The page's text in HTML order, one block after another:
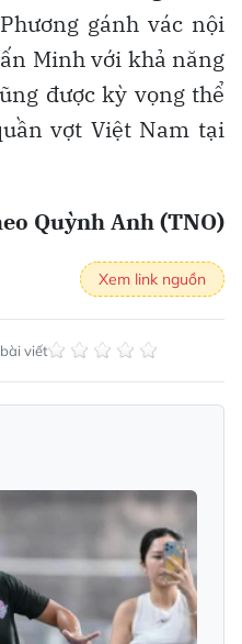
gánh vác nội
Minh với khả năng
được kỳ vọng thể
vợt Việt Nam tại
Quỳnh Anh (TNO)
Xem link nguồn
viết